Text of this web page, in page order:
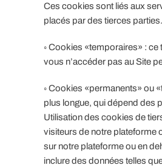
Ces cookies sont liés aux
placés par des tierces
◦ Cookies «temporaires» :
vous n’accéder pas au Site
◦ Cookies «permanents» ou
plus longue, qui dépend des
Utilisation des cookies de
visiteurs de notre plateforme
sur notre plateforme ou en
inclure des données telles